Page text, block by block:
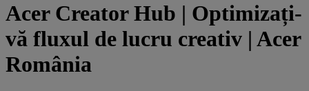
Acer Creator Hub | Optimizați-
vă fluxul de lucru creativ | Acer
România